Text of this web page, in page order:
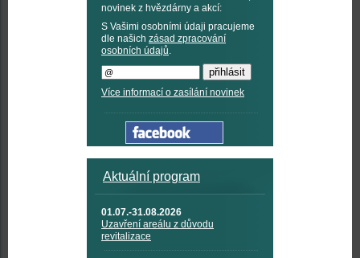
novinek z hvězdárny a akcí:
S Vašimi osobními údaji pracujeme
dle našich zásad zpracování
osobních údajů.
Více informací o zasílání novinek
Aktuální program
01.07.-31.08.2026
Uzavření areálu z důvodu
revitalizace